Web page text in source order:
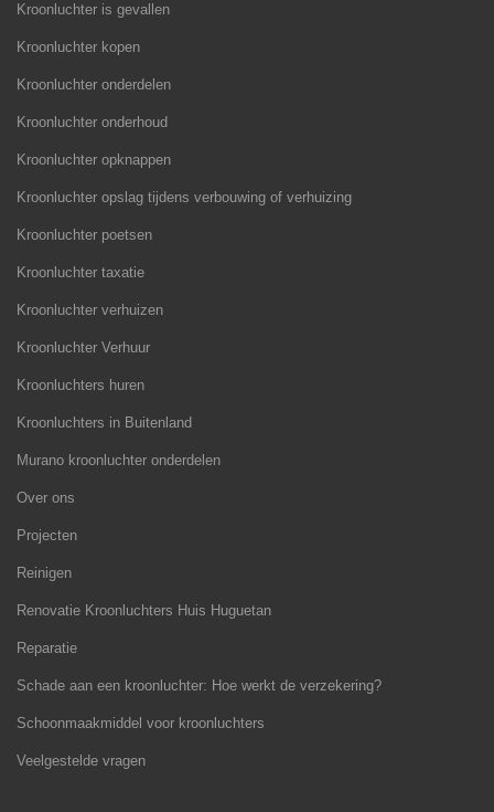
Kroonluchter is gevallen
Kroonluchter kopen
Kroonluchter onderdelen
Kroonluchter onderhoud
Kroonluchter opknappen
Kroonluchter opslag tijdens verbouwing of verhuizing
Kroonluchter poetsen
Kroonluchter taxatie
Kroonluchter verhuizen
Kroonluchter Verhuur
Kroonluchters huren
Kroonluchters in Buitenland
Murano kroonluchter onderdelen
Over ons
Projecten
Reinigen
Renovatie Kroonluchters Huis Huguetan
Reparatie
Schade aan een kroonluchter: Hoe werkt de verzekering?
Schoonmaakmiddel voor kroonluchters
Veelgestelde vragen